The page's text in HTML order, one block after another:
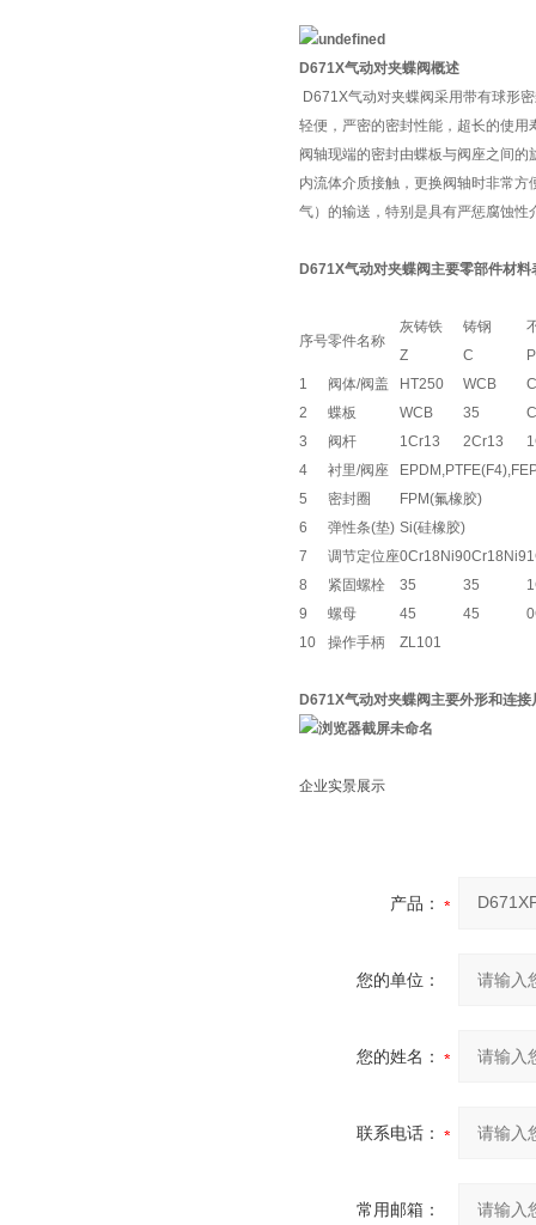
D671X气动对夹蝶阀概述
D671X气动对夹蝶阀采用带有球形
轻便，严密的密封性能，超长的使
阀轴现端的密封由蝶板与阀座之间
内流体介质接触，更换阀轴时非常
气）的输送，特别是具有严惩腐蚀
D671X气动对夹蝶阀主要零部件材料
序号零件名称
灰铸铁 铸钢
Z
C
P
1
阀体/阀盖 HT250 WCB
2
蝶板 WCB 35
3
阀杆 1Cr13 2Cr13
4
衬里/阀座
5
密封圈
FPM(氟橡胶)
6
弹性条(垫) Si(硅橡胶)
7
调节定位座0Cr18Ni90Cr18Ni9
8
紧固螺栓 35 35
9
螺母 45 45
10
操作手柄 ZL101
D671X气动对夹蝶阀主要外形和连接
企业实景展示
产品：
您的单位：
您的姓名：
联系电话：
常用邮箱：